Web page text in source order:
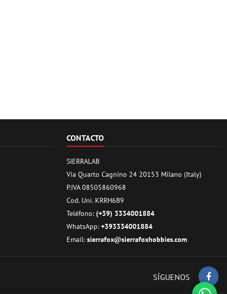
CONTACTO
SIERRALAB
Via Quarto Cagnino 24 20153 Milano (Italy)
P.IVA 08505860968
Cod. Uni. KRRH6B9
Teléfono: (+39) 3334001884
WhatsApp: +393334001884
Email: sierrafox@sierrafoxhobbies.com
SÍGUENOS